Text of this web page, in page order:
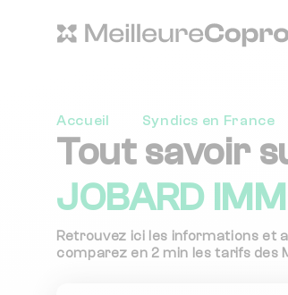
Accueil Syndics en France
Tout savoir
JOBARD
Retrouvez ici les informations et
comparez en 2 min les tarifs des